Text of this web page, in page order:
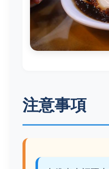
注意事項